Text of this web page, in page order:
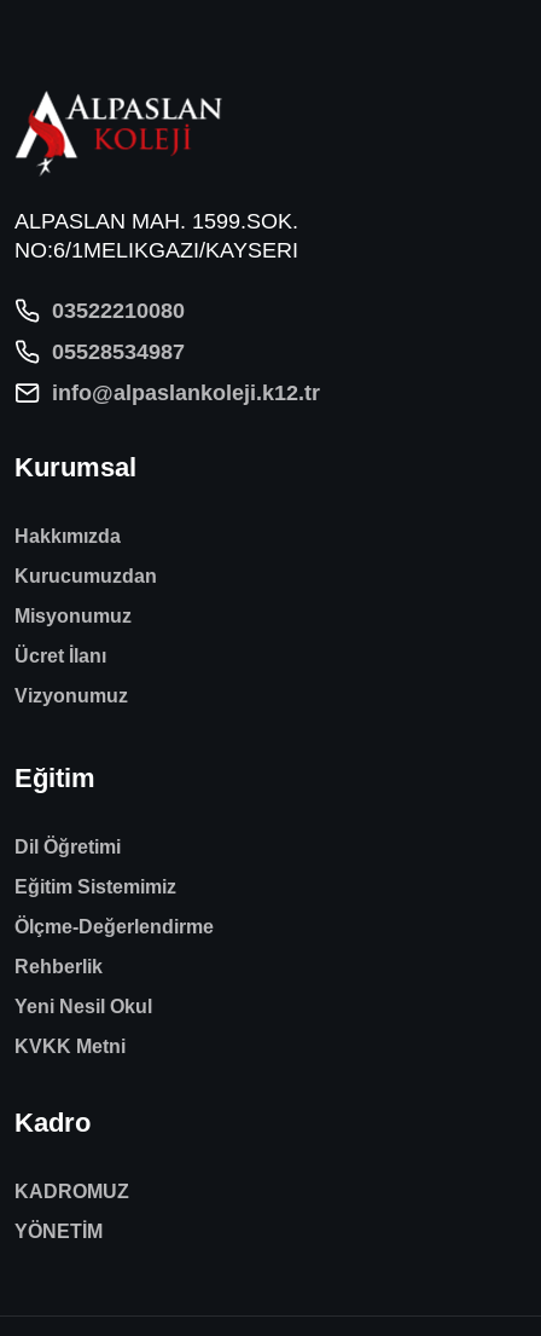
ALPASLAN MAH. 1599.SOK.
NO:6/1MELIKGAZI/KAYSERI
03522210080
05528534987
info@alpaslankoleji.k12.tr
Kurumsal
Hakkımızda
Kurucumuzdan
Misyonumuz
Ücret İlanı
Vizyonumuz
Eğitim
Dil Öğretimi
Eğitim Sistemimiz
Ölçme-Değerlendirme
Rehberlik
Yeni Nesil Okul
KVKK Metni
Kadro
KADROMUZ
YÖNETİM